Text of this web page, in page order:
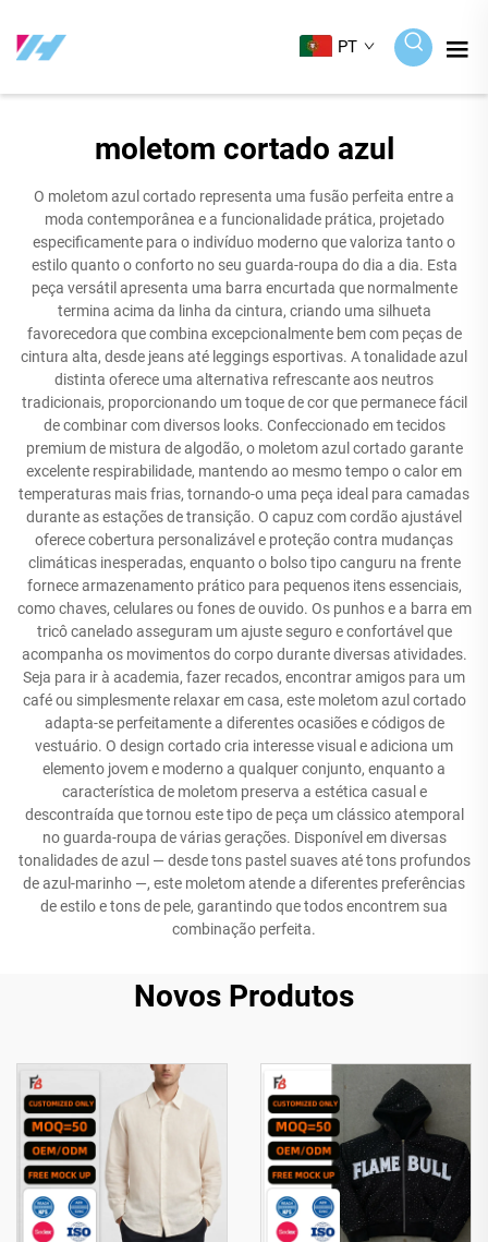
PT
moletom cortado azul
O moletom azul cortado representa uma fusão perfeita entre a
moda contemporânea e a funcionalidade prática, projetado
especificamente para o indivíduo moderno que valoriza tanto o
estilo quanto o conforto no seu guarda-roupa do dia a dia. Esta
peça versátil apresenta uma barra encurtada que normalmente
termina acima da linha da cintura, criando uma silhueta
favorecedora que combina excepcionalmente bem com peças de
cintura alta, desde jeans até leggings esportivas. A tonalidade azul
distinta oferece uma alternativa refrescante aos neutros
tradicionais, proporcionando um toque de cor que permanece fácil
de combinar com diversos looks. Confeccionado em tecidos
premium de mistura de algodão, o moletom azul cortado garante
excelente respirabilidade, mantendo ao mesmo tempo o calor em
temperaturas mais frias, tornando-o uma peça ideal para camadas
durante as estações de transição. O capuz com cordão ajustável
oferece cobertura personalizável e proteção contra mudanças
climáticas inesperadas, enquanto o bolso tipo canguru na frente
fornece armazenamento prático para pequenos itens essenciais,
como chaves, celulares ou fones de ouvido. Os punhos e a barra em
tricô canelado asseguram um ajuste seguro e confortável que
acompanha os movimentos do corpo durante diversas atividades.
Seja para ir à academia, fazer recados, encontrar amigos para um
café ou simplesmente relaxar em casa, este moletom azul cortado
adapta-se perfeitamente a diferentes ocasiões e códigos de
vestuário. O design cortado cria interesse visual e adiciona um
elemento jovem e moderno a qualquer conjunto, enquanto a
característica de moletom preserva a estética casual e
descontraída que tornou este tipo de peça um clássico atemporal
no guarda-roupa de várias gerações. Disponível em diversas
tonalidades de azul — desde tons pastel suaves até tons profundos
de azul-marinho —, este moletom atende a diferentes preferências
de estilo e tons de pele, garantindo que todos encontrem sua
combinação perfeita.
Novos Produtos